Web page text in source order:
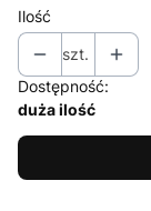
Ilość
szt.
Dostępność:
duża ilość